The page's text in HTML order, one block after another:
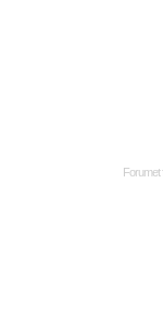
Forumet